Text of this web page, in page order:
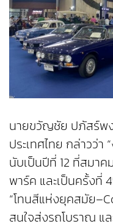
นายขวัญชัย ปภัสร์พ
ประเทศไทย กล่าวว่
นับเป็นปีที่ 12 ที่สมา
พาร์ค และเป็นครั้งที่
“โทนสีแห่งยุคสมัย
สนใจส่งรถโบราณ แ